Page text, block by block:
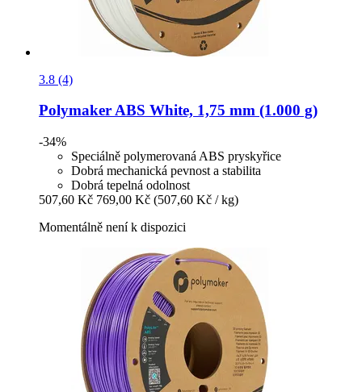
3.8 (4)
PolymakerABS White, 1,75 mm (1.000 g)
-34%
Speciálně polymerovaná ABS pryskyřice
Dobrá mechanická pevnost a stabilita
Dobrá tepelná odolnost
507,60 Kč 769,00 Kč (507,60 Kč / kg)
Momentálně není k dispozici